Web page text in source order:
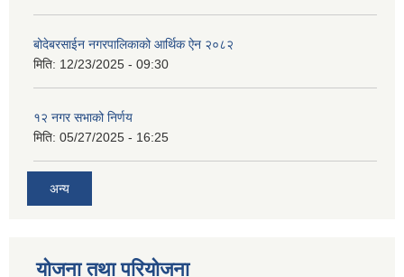
बोदेबरसाईन नगरपालिकाको आर्थिक ऐन २०८२
मिति: 12/23/2025 - 09:30
१२ नगर सभाको निर्णय
मिति: 05/27/2025 - 16:25
अन्य
योजना तथा परियोजना